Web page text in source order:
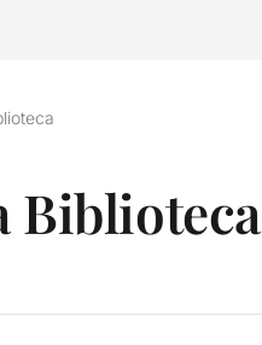
Biblioteca